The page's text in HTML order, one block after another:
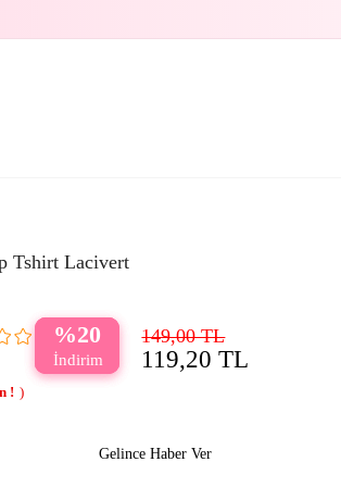
Tshirt Lacivert
20 149,00 TL
119,20 TL
Gelince Haber Ver